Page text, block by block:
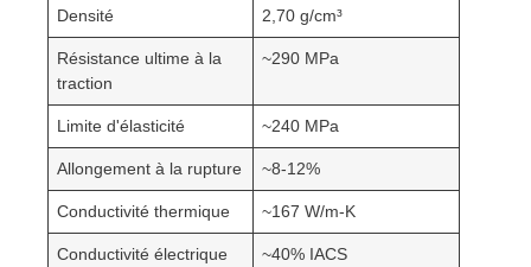
Densité 2,70 g/cm³
Résistance ultime à la
traction
~290 MPa
Limite d'élasticité ~240 MPa
Allongement à la rupture ~8-12%
Conductivité thermique ~167 W/m-K
Conductivité électrique ~40% IACS